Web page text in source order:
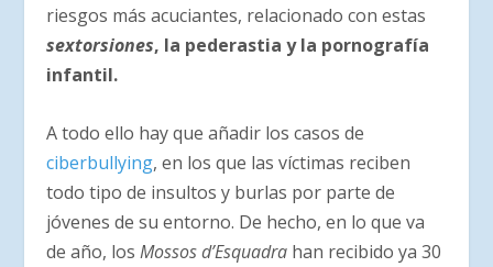
riesgos más acuciantes, relacionado con estas
sextorsiones, la pederastia y la pornografía
infantil.
A todo ello hay que añadir los casos de
ciberbullying, en los que las víctimas reciben
todo tipo de insultos y burlas por parte de
jóvenes de su entorno. De hecho, en lo que va
de año, losMossos d’Esquadra han recibido ya 30